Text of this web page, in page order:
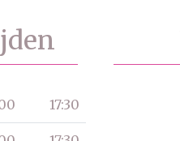
17:30